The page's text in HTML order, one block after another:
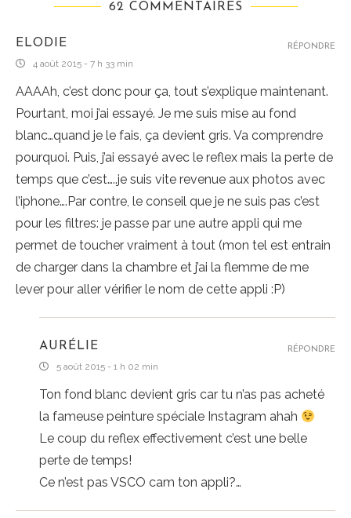
62 COMMENTAIRES
ELODIE
4 août 2015 - 7 h 33 min
AAAAh, c’est donc pour ça, tout s’explique maintenant.
Pourtant, moi j’ai essayé. Je me suis mise au fond
blanc…quand je le fais, ça devient gris. Va comprendre
pourquoi. Puis, j’ai essayé avec le reflex mais la perte de
temps que c’est…..je suis vite revenue aux photos avec
l’iphone….Par contre, le conseil que je ne suis pas c’est
pour les filtres: je passe par une autre appli qui me
permet de toucher vraiment à tout (mon tel est entrain
de charger dans la chambre et j’ai la flemme de me
lever pour aller vérifier le nom de cette appli :P)
RÉPONDRE
AURÉLIE
5 août 2015 - 1 h 02 min
Ton fond blanc devient gris car tu n’as pas acheté
la fameuse peinture spéciale Instagram ahah
Le coup du reflex effectivement c’est une belle
perte de temps!
Ce n’est pas VSCO cam ton appli?…
RÉPONDRE